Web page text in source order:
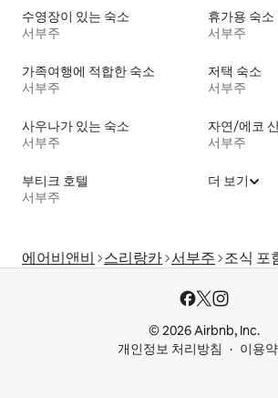
수영장이 있는 숙소
서부주
휴가용 숙소
서부주
가족여행에 적합한 숙소
서부주
저택 숙소
서부주
사우나가 있는 숙소
서부주
자연/에코
서부주
부티크 호텔
서부주
더 보기
에어비앤비 스리랑카 서부주 조식 포
© 2026 Airbnb, Inc.
개인정보 처리방침
이용